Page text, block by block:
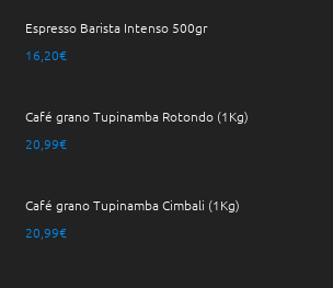
Espresso Barista Intenso 500gr
16,20€
Café grano Tupinamba Rotondo (1Kg)
20,99€
Café grano Tupinamba Cimbali (1Kg)
20,99€